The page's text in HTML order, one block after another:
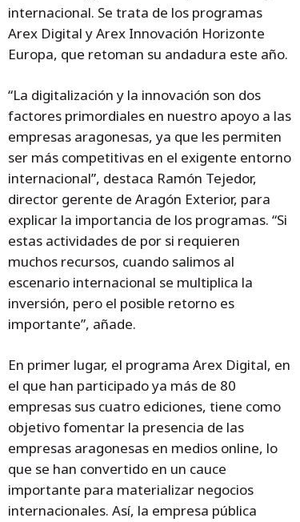
internacional. Se trata de los programas
Arex Digital y Arex Innovación Horizonte
Europa, que retoman su andadura este año.
“La digitalización y la innovación son dos
factores primordiales en nuestro apoyo a las
empresas aragonesas, ya que les permiten
ser más competitivas en el exigente entorno
internacional”, destaca Ramón Tejedor,
director gerente de Aragón Exterior, para
explicar la importancia de los programas. “Si
estas actividades de por si requieren
muchos recursos, cuando salimos al
escenario internacional se multiplica la
inversión, pero el posible retorno es
importante”, añade.
En primer lugar, el programa Arex Digital, en
el que han participado ya más de 80
empresas sus cuatro ediciones, tiene como
objetivo fomentar la presencia de las
empresas aragonesas en medios online, lo
que se han convertido en un cauce
importante para materializar negocios
internacionales. Así, la empresa pública